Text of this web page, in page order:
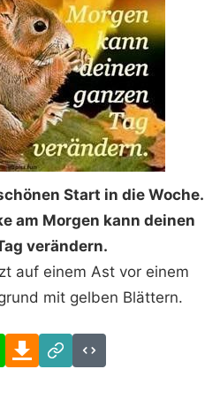
Start in die Woche.
am Morgen kann deinen
verändern.
auf einem Ast vor einem
mit gelben Blättern.
WhatsAppDownload
Link
Code